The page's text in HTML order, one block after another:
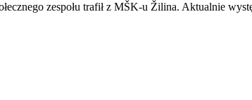
zespołu trafił z MŠK-u Žilina. Aktualnie